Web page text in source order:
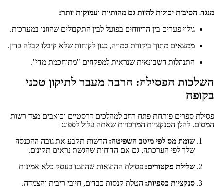
מנגד, הסיבות יכולות להיות גם מהותיות ועמוקות יותר:
גילוי פערים בין הדיווחים בפועל לבין התקבולים שהוזנו במערכות.
ממצאים מתוך ביקורת סמויה, כגון לקוחות שלא קיבלו קבלה כדין.
התנהלות חשבונאית שנראית למפקחים "מתוחכמת מדי".
השלכות הפסילה: הרבה מעבר לתיקון טכני
בקופה
פסילת ספרים פותחת פתח רחב למהלכים דרסטיים וכואבים מצד רשות
המסים. להלן הסנקציות המרכזיות שאתה עלול לספוג:
שומת מס לפי מיטב השפיטה: הרשות תקבע את גובה ההכנסה
שלך לפי הערכתה, גם אם הדוחות שהגשת נראים תקינים.
שלילת פקטורים: פסילת ההוצאות שהוצגו בעסק כלא אמינות.
סנקציות כספיות: הטלת קנסות כבדים, חיובי ריבית והצמדה.